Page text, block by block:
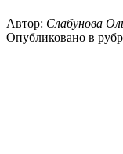
Автор: Слабунова
Опубликовано в